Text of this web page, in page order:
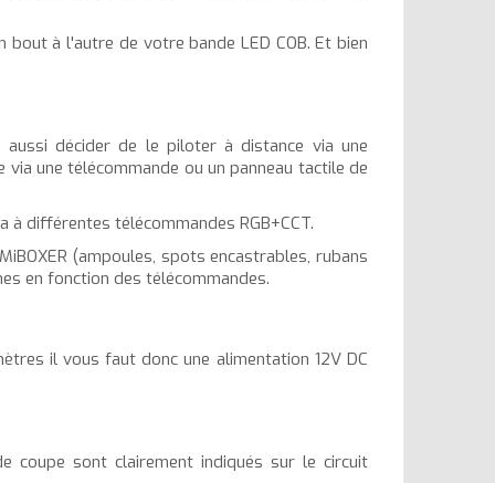
à l'autre de votre bande LED COB. Et bien
décider de le piloter à distance via une
une télécommande ou un panneau tactile de
à différentes télécommandes RGB+CCT.
(ampoules, spots encastrables, rubans
en fonction des télécommandes.
il vous faut donc une alimentation 12V DC
coupe sont clairement indiqués sur le circuit